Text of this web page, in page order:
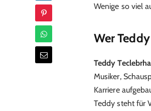
Wenige so viel
Wer
Teddy
Musiker,
Karriere
Teddy steht für